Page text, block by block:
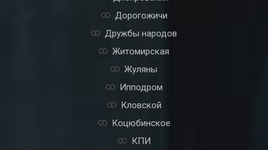
Дорогожичи
Дружбы народов
Житомирская
Жуляны
Ипподром
Кловской
Коцюбинское
КПИ